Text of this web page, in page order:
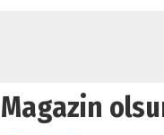
Magazin